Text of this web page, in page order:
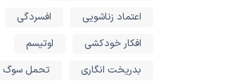
اعتماد زناشویی
افسردگی
افکار خودکشی
اوتیسم
بدریخت انگاری
تحمل سوگ